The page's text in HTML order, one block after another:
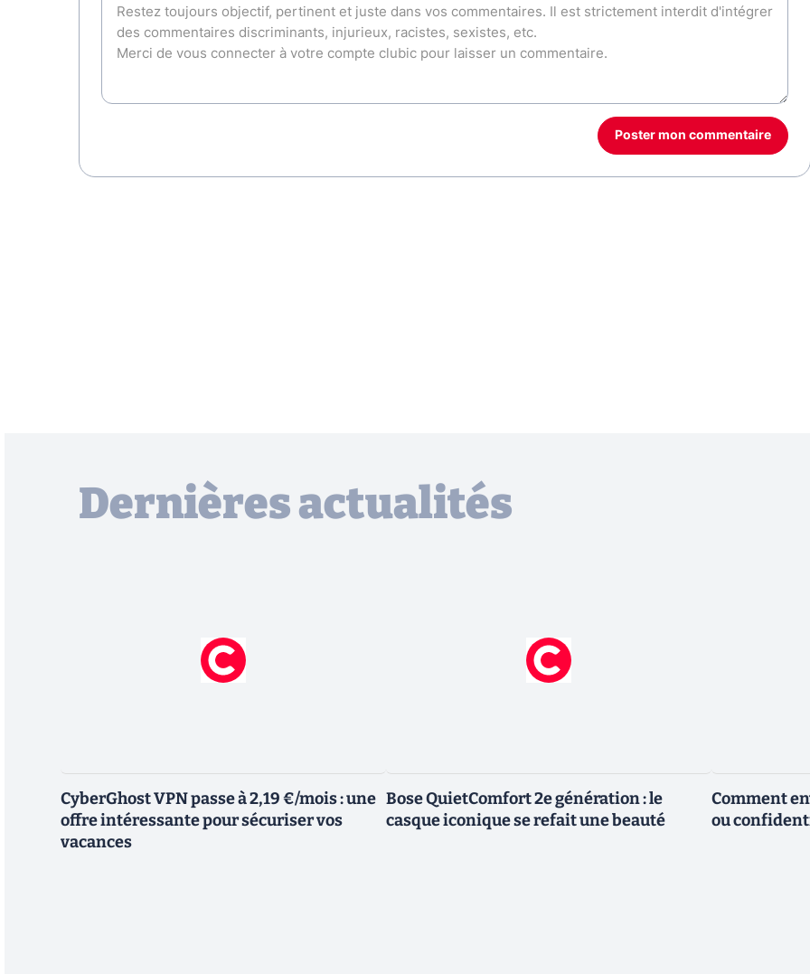
Poster mon commentaire
Dernières actualités
CyberGhost VPN passe à 2,19 €/mois : une
offre intéressante pour sécuriser vos
vacances
Bose QuietComfort 2e génération : le
casque iconique se refait une beauté
Comment
ou